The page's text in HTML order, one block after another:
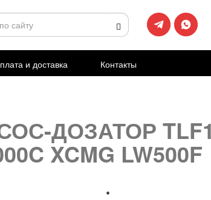
и доставка Контакты
ДОЗАТОР
XCMG LW500F